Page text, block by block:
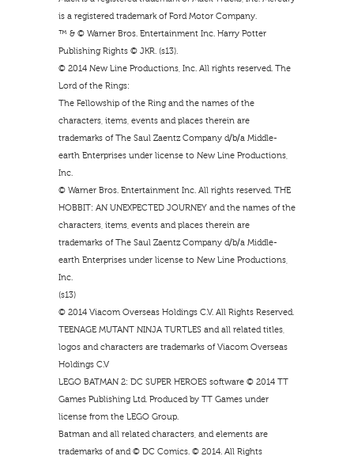
is a registered trademark of Ford Motor Company.
™ & © Warner Bros. Entertainment Inc. Harry Potter
Publishing Rights © JKR. (s13).
© 2014 New Line Productions, Inc. All rights reserved. The
Lord of the Rings:
The Fellowship of the Ring and the names of the
characters, items, events and places therein are
trademarks of The Saul Zaentz Company d/b/a Middle-
earth Enterprises under license to New Line Productions,
Inc.
© Warner Bros. Entertainment Inc. All rights reserved. THE
HOBBIT: AN UNEXPECTED JOURNEY and the names of the
characters, items, events and places therein are
trademarks of The Saul Zaentz Company d/b/a Middle-
earth Enterprises under license to New Line Productions,
Inc.
(s13)
© 2014 Viacom Overseas Holdings C.V. All Rights Reserved.
TEENAGE MUTANT NINJA TURTLES and all related titles,
logos and characters are trademarks of Viacom Overseas
Holdings C.V
LEGO BATMAN 2: DC SUPER HEROES software © 2014 TT
Games Publishing Ltd. Produced by TT Games under
license from the LEGO Group.
Batman and all related characters, and elements are
trademarks of and © DC Comics. © 2014. All Rights